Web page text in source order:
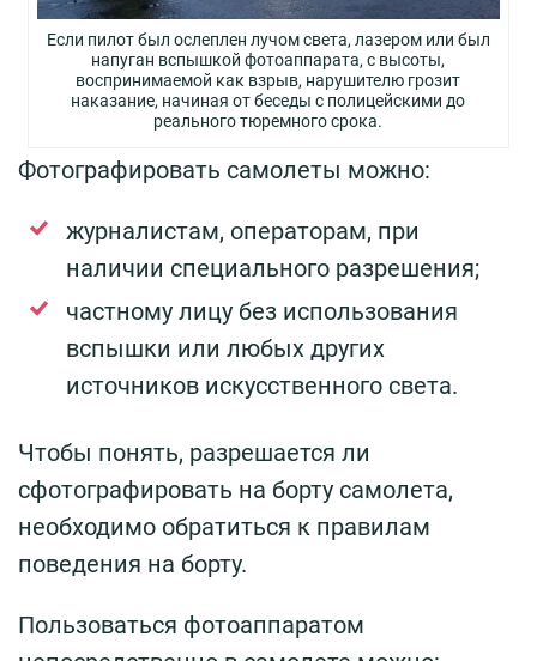
Если пилот был ослеплен лучом света, лазером или был
напуган вспышкой фотоаппарата, с высоты,
воспринимаемой как взрыв, нарушителю грозит
наказание, начиная от беседы с полицейскими до
реального тюремного срока.
Фотографировать самолеты можно:
журналистам, операторам, при
наличии специального разрешения;
частному лицу без использования
вспышки или любых других
источников искусственного света.
Чтобы понять, разрешается ли
сфотографировать на борту самолета,
необходимо обратиться к правилам
поведения на борту.
Пользоваться фотоаппаратом